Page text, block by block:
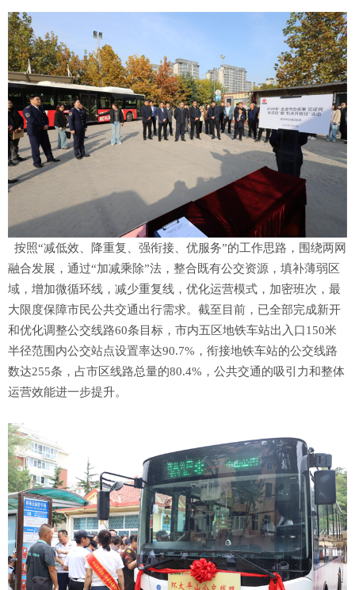
按照“减低效、降重复、强衔接、优服务”的工作思路，围绕两网
融合发展，通过“加减乘除”法，整合既有公交资源，填补薄弱区
域，增加微循环线，减少重复线，优化运营模式，加密班次，最
大限度保障市民公共交通出行需求。截至目前，已全部完成新开
和优化调整公交线路60条目标，市内五区地铁车站出入口150米
半径范围内公交站点设置率达90.7%，衔接地铁车站的公交线路
数达255条，占市区线路总量的80.4%，公共交通的吸引力和整体
运营效能进一步提升。